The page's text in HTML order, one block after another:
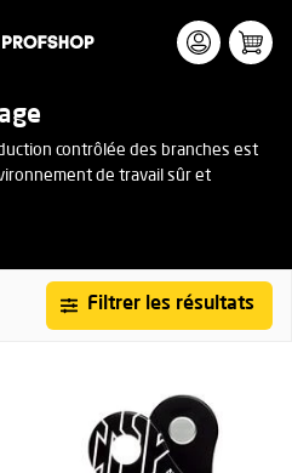
contrôlée des branches est
de travail sûr et
causer de dommages aux
accidents à chaque intervention.
Filtrer les résultats